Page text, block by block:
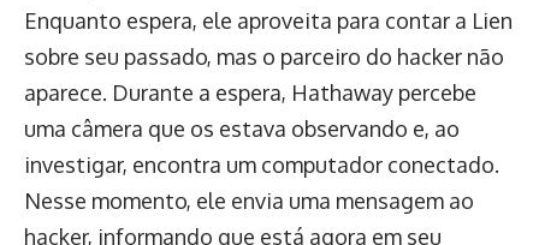
Enquanto espera, ele aproveita para contar a Lien
sobre seu passado, mas o parceiro do hacker não
aparece. Durante a espera, Hathaway percebe
uma câmera que os estava observando e, ao
investigar, encontra um computador conectado.
Nesse momento, ele envia uma mensagem ao
hacker, informando que está agora em seu